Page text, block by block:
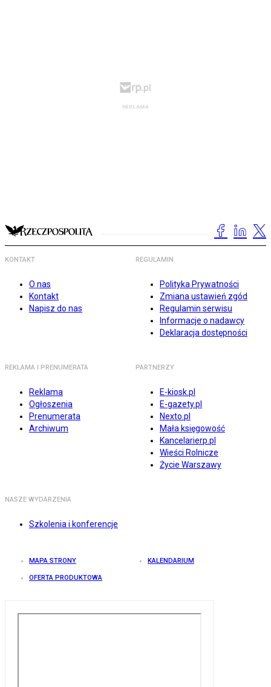
KONTAKT
O nas
Kontakt
Napisz do nas
REGULAMIN
Polityka Prywatności
Zmiana ustawień zgód
Regulamin serwisu
Informacje o nadawcy
Deklaracja dostępności
REKLAMA I PRENUMERATA
Reklama
Ogłoszenia
Prenumerata
Archiwum
PARTNERZY
E-kiosk.pl
E-gazety.pl
Nexto.pl
Mała księgowość
Kancelarierp.pl
Wieści Rolnicze
Życie Warszawy
NASZE WYDARZENIA
Szkolenia i konferencje
MAPA STRONY KALENDARIUM
OFERTA PRODUKTOWA